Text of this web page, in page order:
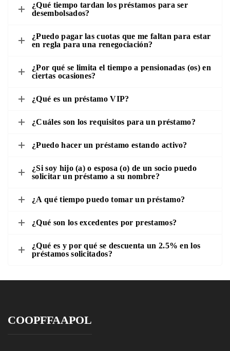
¿Qué tiempo tardan los préstamos para ser
desembolsados?
¿Puedo pagar las cuotas que me faltan para estar
en regla para una renegociación?
¿Por qué se limita el tiempo a pensionadas (os) en
ciertas ocasiones?
¿Qué es un préstamo VIP?
¿Cuáles son los requisitos para un préstamo?
¿Puedo hacer un préstamo estando activo?
¿Si soy hijo (a) o esposa (o) de un socio puedo
solicitar un préstamo a su nombre?
¿A qué tiempo puedo tomar un préstamo?
¿Qué son los excedentes por prestamos?
¿Qué es y por qué se descuenta un 2.5% en los
préstamos solicitados?
COOPFFAAPOL